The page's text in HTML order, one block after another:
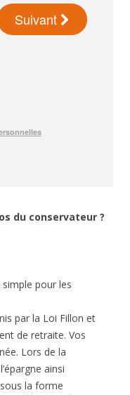
du conservateur ?
pour les
par la Loi Fillon et
de retraite. Vos
Lors de la
ainsi
la forme